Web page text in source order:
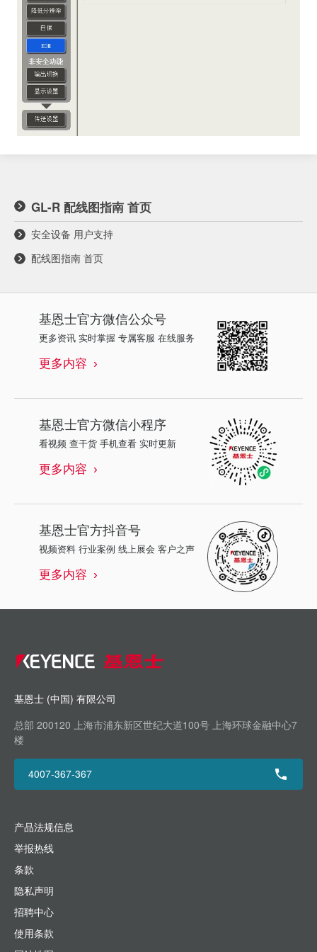
GL-R 配线图指南 首页
安全设备 用户支持
配线图指南 首页
基恩士官方微信公众号
更多资讯 实时掌握 专属客服 在线服务
更多内容
基恩士官方微信小程序
看视频 查干货 手机查看 实时更新
更多内容
基恩士官方抖音号
视频资料 行业案例 线上展会 客户之声
更多内容
基恩士 (中国) 有限公司
总部 200120 上海市浦东新区世纪大道100号 上海环球金融中心7
楼
4007-367-367
产品法规信息
举报热线
条款
隐私声明
招聘中心
使用条款